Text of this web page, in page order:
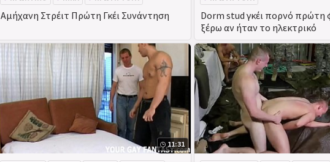
Αμήχανη Στρέιτ Πρώτη Γκέι Συνάντηση
Dorm stud γκέι πορνό πρώτη
ξέρω αν ήταν το ηλεκτρικό
11:31